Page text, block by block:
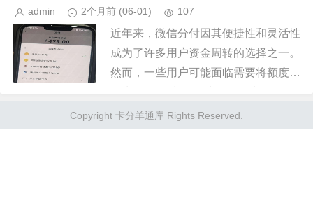
admin 2个月前 (06-01) 107
近年来，微信分付因其便捷性和灵活性
成为了许多用户资金周转的选择之一。
然而，一些用户可能面临需要将额度提
信分付中的现金这一问题，必须明确的
是，直接通过微信分付账户进行...
Copyright 卡分羊通库 Rights Reserved.